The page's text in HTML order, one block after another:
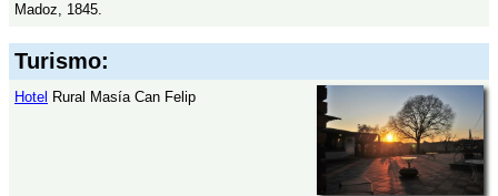
Madoz, 1845.
Turismo:
Hotel Rural Masía Can Felip